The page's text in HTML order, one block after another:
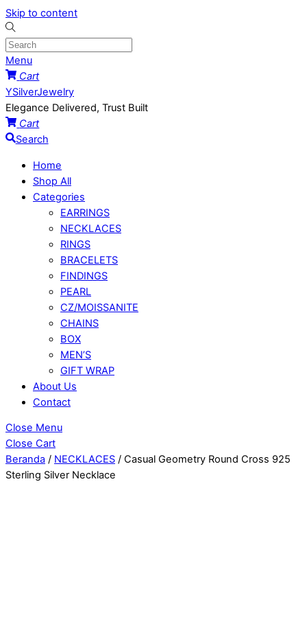
Skip to content
Menu
Cart
YSilverJewelry
Elegance Delivered, Trust Built
Cart
Search
Home
Shop All
Categories
EARRINGS
NECKLACES
RINGS
BRACELETS
FINDINGS
PEARL
CZ/MOISSANITE
CHAINS
BOX
MEN’S
GIFT WRAP
About Us
Contact
Close Menu
Close Cart
Beranda / NECKLACES / Casual Geometry Round Cross 925
Sterling Silver Necklace